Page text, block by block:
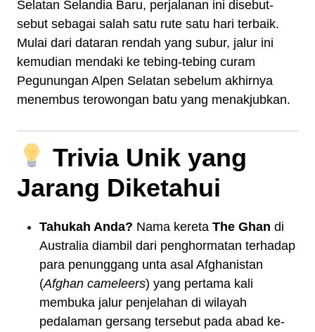
Selatan Selandia Baru, perjalanan ini disebut-
sebut sebagai salah satu rute satu hari terbaik.
Mulai dari dataran rendah yang subur, jalur ini
kemudian mendaki ke tebing-tebing curam
Pegunungan Alpen Selatan sebelum akhirnya
menembus terowongan batu yang menakjubkan.
Trivia Unik yang
Jarang Diketahui
Tahukah Anda? Nama kereta The Ghan di
Australia diambil dari penghormatan terhadap
para penunggang unta asal Afghanistan
(Afghan cameleers) yang pertama kali
membuka jalur penjelahan di wilayah
pedalaman gersang tersebut pada abad ke-